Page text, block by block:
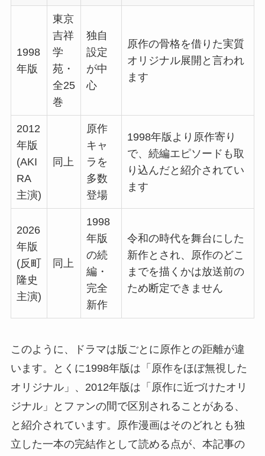
1998
年版
東京
吉祥
学
苑・
全25
巻
独自
設定
が中
心
原作の骨格を借りた実質
オリジナル展開と言われ
ます
2012
年版
(AKI
RA
主演)
同上
原作
キャ
ラを
多数
登場
1998年版より原作寄り
で、続編エピソードも取
り込んだと紹介されてい
ます
2026
年版
(反町
隆史
主演)
同上
1998
年版
の続
編・
完全
新作
令和の時代を舞台にした
新作とされ、原作のどこ
までを描くかは放送前の
ため断定できません
このように、ドラマは版ごとに原作との距離が違
います。とくに1998年版は「原作をほぼ無視した
オリジナル」、2012年版は「原作に近づけたオリ
ジナル」とファンの間で区別されることがある、
と紹介されています。原作漫画はそのどれとも独
立した一本の完結作として読める点が、本記事の